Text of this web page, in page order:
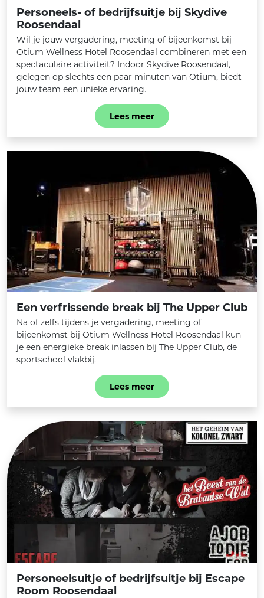
Personeels- of bedrijfsuitje bij Skydive
Roosendaal
Wil je jouw vergadering, meeting of bijeenkomst bij
Otium Wellness Hotel Roosendaal combineren met een
spectaculaire activiteit? Indoor Skydive Roosendaal,
gelegen op slechts een paar minuten van Otium, biedt
jouw team een unieke ervaring.
Lees meer
Een verfrissende break bij The Upper Club
Na of zelfs tijdens je vergadering, meeting of
bijeenkomst bij Otium Wellness Hotel Roosendaal kun
je een energieke break inlassen bij The Upper Club, de
sportschool vlakbij.
Lees meer
Personeelsuitje of bedrijfsuitje bij Escape
Room Roosendaal